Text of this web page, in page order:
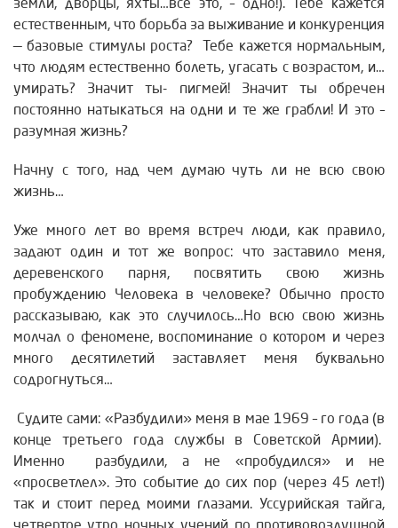
земли, дворцы, яхты…все это, – одно!). Тебе кажется
естественным, что борьба за выживание и конкуренция
— базовые стимулы роста? Тебе кажется нормальным,
что людям естественно болеть, угасать с возрастом, и…
умирать? Значит ты- пигмей! Значит ты обречен
постоянно натыкаться на одни и те же грабли! И это –
разумная жизнь?
Начну с того, над чем думаю чуть ли не всю свою
жизнь…
Уже много лет во время встреч люди, как правило,
задают один и тот же вопрос: что заставило меня,
деревенского парня, посвятить свою жизнь
пробуждению Человека в человеке? Обычно просто
рассказываю, как это случилось…Но всю свою жизнь
молчал о феномене, воспоминание о котором и через
много десятилетий заставляет меня буквально
содрогнуться…
Судите сами: «Разбудили» меня в мае 1969 – го года (в
конце третьего года службы в Советской Армии).
Именно разбудили, а не «пробудился» и не
«просветлел». Это событие до сих пор (через 45 лет!)
так и стоит перед моими глазами. Уссурийская тайга,